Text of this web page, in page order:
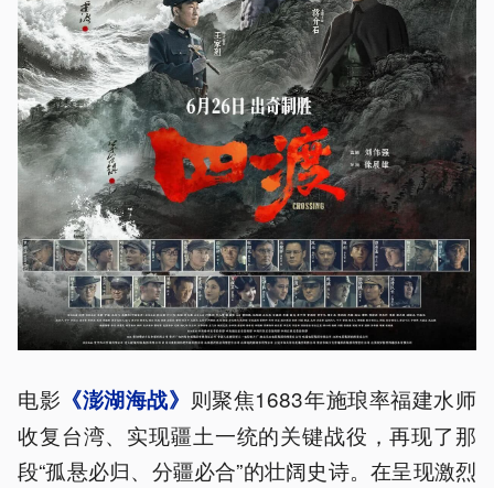
电影 《澎湖海战》 则聚焦1683年施琅率福建水师
收复台湾、实现疆土一统的关键战役，再现了那
段“孤悬必归、分疆必合”的壮阔史诗。在呈现激烈